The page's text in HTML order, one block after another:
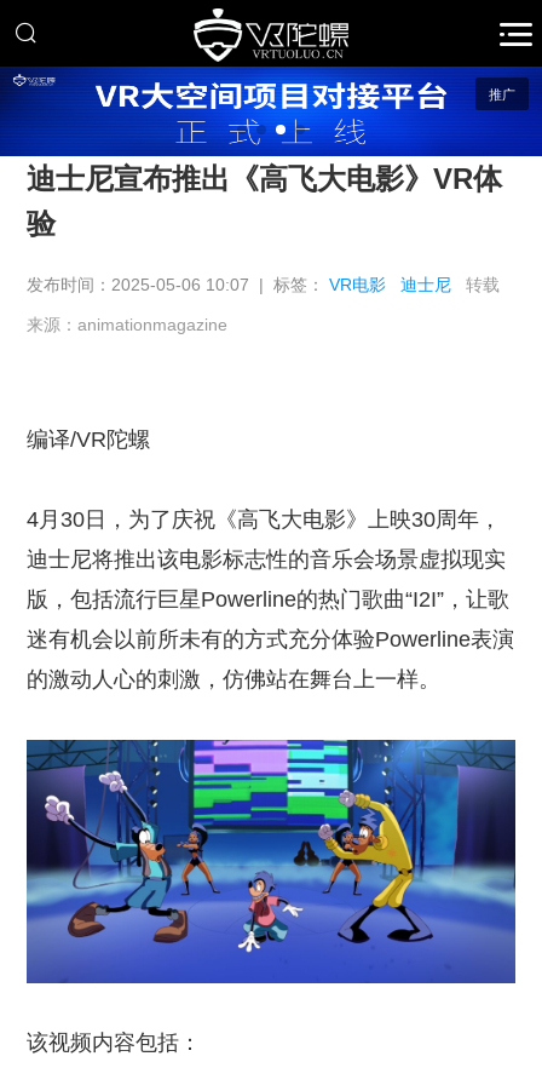
推广
迪士尼宣布推出《高飞大电影》VR体
验
发布时间：2025-05-06 10:07 | 标签：VR电影 迪士尼 转载
来源：animationmagazine
编译/VR陀螺
4月30日，为了庆祝《高飞大电影》上映30周年，
迪士尼将推出该电影标志性的音乐会场景虚拟现实
版，包括流行巨星Powerline的热门歌曲“I2I”，让歌
迷有机会以前所未有的方式充分体验Powerline表演
的激动人心的刺激，仿佛站在舞台上一样。
该视频内容包括：